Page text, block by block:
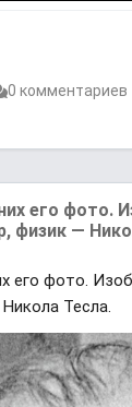
0 комментариев
его фото.
физик —
его фото.
Тесла.